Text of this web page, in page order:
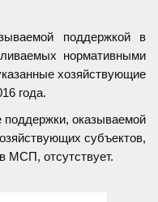
поддержкой в
нормативными
хозяйствующие
года.
оказываемой
субъектов,
МСП, отсутствует.